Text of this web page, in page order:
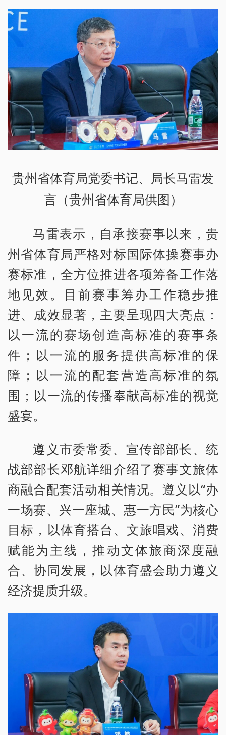
贵州省体育局党委书记、局长马雷发
言（贵州省体育局供图）
马雷表示，自承接赛事以来，贵
州省体育局严格对标国际体操赛事办
赛标准，全方位推进各项筹备工作落
地见效。目前赛事筹办工作稳步推
进、成效显著，主要呈现四大亮点：
以一流的赛场创造高标准的赛事条
件；以一流的服务提供高标准的保
障；以一流的配套营造高标准的氛
围；以一流的传播奉献高标准的视觉
盛宴。
遵义市委常委、宣传部部长、统
战部部长邓航详细介绍了赛事文旅体
商融合配套活动相关情况。遵义以“办
一场赛、兴一座城、惠一方民”为核心
目标，以体育搭台、文旅唱戏、消费
赋能为主线，推动文体旅商深度融
合、协同发展，以体育盛会助力遵义
经济提质升级。